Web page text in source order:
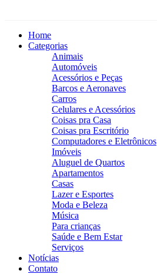
Home
Categorias
Animais
Automóveis
Acessórios e Peças
Barcos e Aeronaves
Carros
Celulares e Acessórios
Coisas pra Casa
Coisas pra Escritório
Computadores e Eletrônicos
Imóveis
Aluguel de Quartos
Apartamentos
Casas
Lazer e Esportes
Moda e Beleza
Música
Para crianças
Saúde e Bem Estar
Serviços
Notícias
Contato